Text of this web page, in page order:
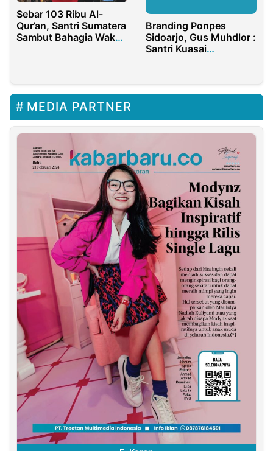
Sebar 103 Ribu Al-
Qur’an, Santri Sumatera
Sambut Bahagia Wakaf
Branding Ponpes
Sidoarjo, Gus Muhdlor :
Santri Kuasai
MEDIA PARTNER